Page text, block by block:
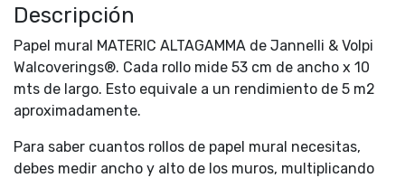
Descripción
Papel mural MATERIC ALTAGAMMA de Jannelli & Volpi
Walcoverings®. Cada rollo mide 53 cm de ancho x 10
mts de largo. Esto equivale a un rendimiento de 5 m2
aproximadamente.
Para saber cuantos rollos de papel mural necesitas,
debes medir ancho y alto de los muros, multiplicando